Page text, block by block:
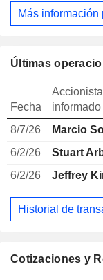
Cotizaciones y
Más información
Últimas
Fecha
informado
8/7/26
Marcio
6/2/26
Stuart
6/2/26
Jeffrey
Historial de